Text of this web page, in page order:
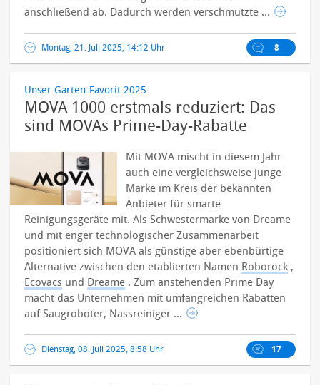
anschließend ab. Dadurch werden verschmutzte ...
Montag, 21. Juli 2025, 14:12 Uhr 8
Unser Garten-Favorit 2025
MOVA 1000 erstmals reduziert: Das
sind MOVAs Prime-Day-Rabatte
Mit MOVA mischt in diesem Jahr
auch eine vergleichsweise junge
Marke im Kreis der bekannten
Anbieter für smarte
Reinigungsgeräte mit. Als Schwestermarke von Dreame
und mit enger technologischer Zusammenarbeit
positioniert sich MOVA als günstige aber ebenbürtige
Alternative zwischen den etablierten Namen Roborock ,
Ecovacs und Dreame .Zum anstehenden Prime Day
macht das Unternehmen mit umfangreichen Rabatten
auf Saugroboter, Nassreiniger ...
Dienstag, 08. Juli 2025, 8:58 Uhr 17